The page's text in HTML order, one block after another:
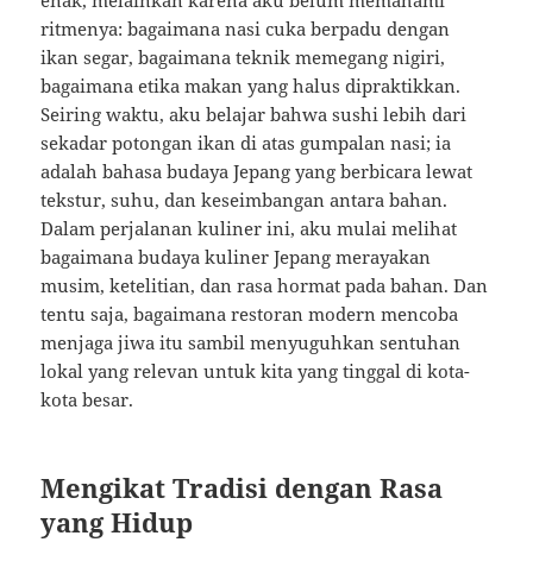
ritmenya: bagaimana nasi cuka berpadu dengan
ikan segar, bagaimana teknik memegang nigiri,
bagaimana etika makan yang halus dipraktikkan.
Seiring waktu, aku belajar bahwa sushi lebih dari
sekadar potongan ikan di atas gumpalan nasi; ia
adalah bahasa budaya Jepang yang berbicara lewat
tekstur, suhu, dan keseimbangan antara bahan.
Dalam perjalanan kuliner ini, aku mulai melihat
bagaimana budaya kuliner Jepang merayakan
musim, ketelitian, dan rasa hormat pada bahan. Dan
tentu saja, bagaimana restoran modern mencoba
menjaga jiwa itu sambil menyuguhkan sentuhan
lokal yang relevan untuk kita yang tinggal di kota-
kota besar.
Mengikat Tradisi dengan Rasa
yang Hidup